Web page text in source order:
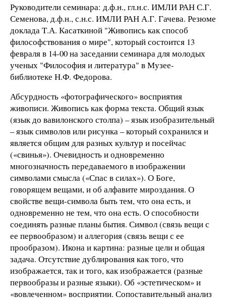
Руководители семинара: д.ф.н., гл.н.с. ИМЛИ РАН С.Г.
Семенова, д.ф.н., с.н.с. ИМЛИ РАН А.Г. Гачева. Резюме
доклада Т.А. Касаткиной "Живопись как способ
философствования о мире", который состоится 13
февраля в 14-00 на заседании семинара для молодых
ученых "Философия и литература" в Музее-
библиотеке Н.Ф. Федорова.
Абсурдность «фотографического» восприятия
живописи. Живопись как форма текста. Общий язык
(язык до вавилонского столпа) – язык изобразительный
– язык символов или рисунка – который сохранился и
является общим для разных культур и посейчас
(«свинья»). Очевидность и одновременно
многозначность передаваемого в изображении
символами смысла («Спас в силах»). О Боге,
говорящем вещами, и об алфавите мироздания. О
свойстве вещи-символа быть тем, что она есть, и
одновременно не тем, что она есть. О способности
соединять разные планы бытия. Символ (связь вещи с
ее первообразом) и аллегория (связь вещи с ее
прообразом). Икона и картина: разные цели и общая
задача. Отсутствие дублирования как того, что
изображается, так и того, как изображается (разные
первообразы и разные языки). Об «эстетическом» и
«вовлеченном» восприятии. Сопоставительный анализ